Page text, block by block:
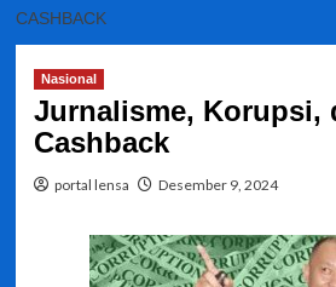
CASHBACK
Nasional
Jurnalisme, Korupsi,
Cashback
portal lensa Desember 9, 2024